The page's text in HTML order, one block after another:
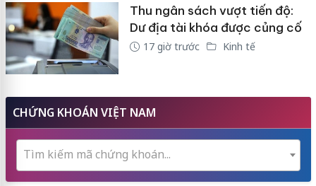
Thu ngân sách vượt tiến độ:
Dư địa tài khóa được củng cố
17 giờ trước Kinh tế
CHỨNG KHOÁN VIỆT NAM
Tìm kiếm mã chứng khoán...